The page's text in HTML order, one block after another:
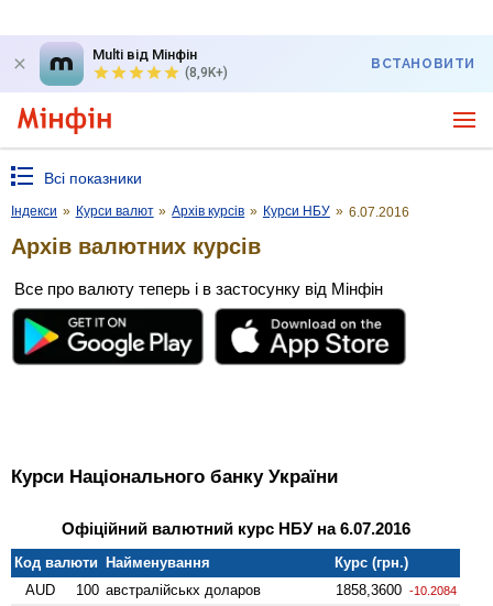
Multi від Мінфін
(8,9K+)
ВСТАНОВИТИ
Всі показники
Індекси » Курси валют » Архів курсів » Курси НБУ » 6.07.2016
Архів валютних курсів
Все про валюту теперь і в застосунку від Мінфін
Курси Національного банку України
Офіційний валютний курс НБУ на 6.07.2016
Код валюти Найменування
Курс (грн.)
AUD
100 австралійськх доларов 1858,3600 -10.2084